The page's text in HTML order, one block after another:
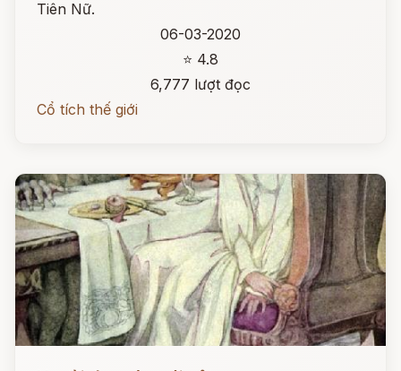
Tiên Nữ.
06-03-2020
⭐ 4.8
6,777 lượt đọc
Cổ tích thế giới